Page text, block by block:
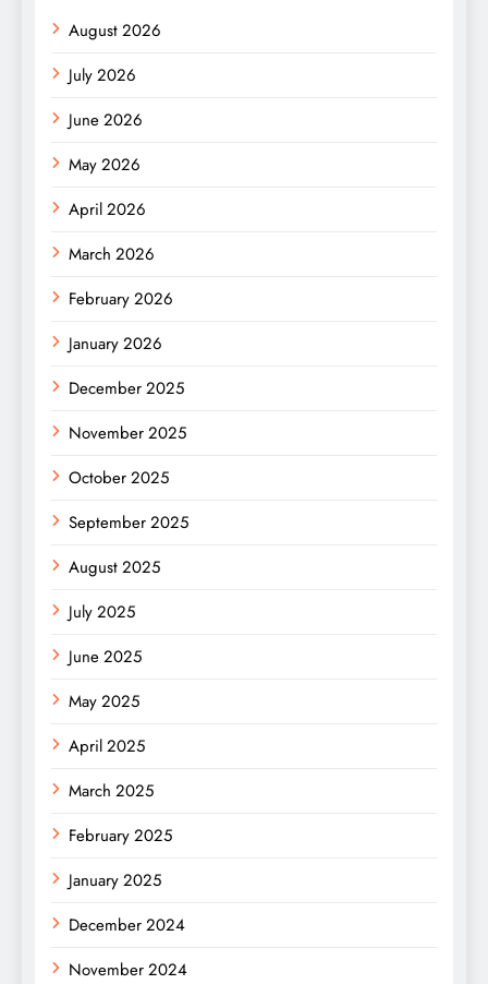
August 2026
July 2026
June 2026
May 2026
April 2026
March 2026
February 2026
January 2026
December 2025
November 2025
October 2025
September 2025
August 2025
July 2025
June 2025
May 2025
April 2025
March 2025
February 2025
January 2025
December 2024
November 2024